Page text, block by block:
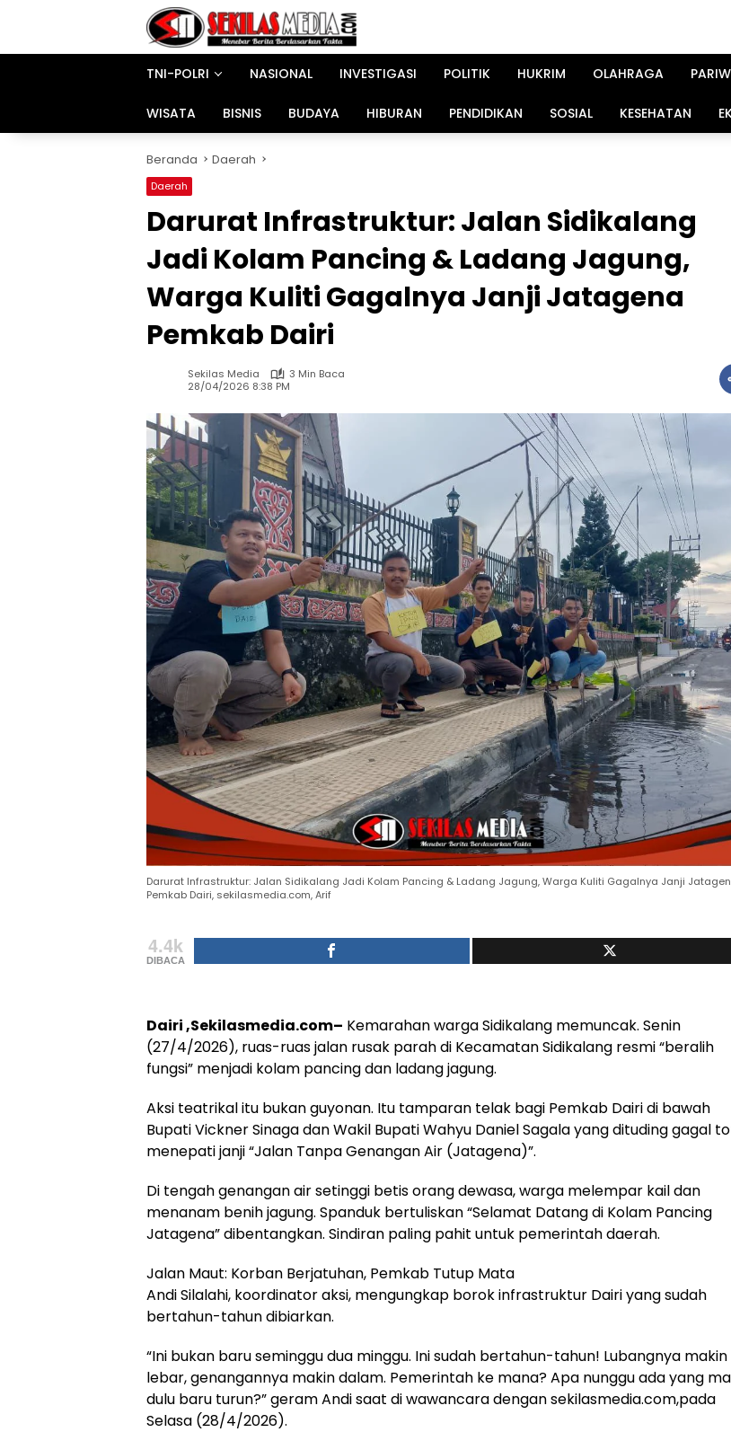
TNI-POLRI
NASIONAL INVESTIGASI POLITIK HUKRIM OLAHRAGA
WISATA BISNIS BUDAYA HIBURAN PENDIDIKAN SOSIAL KESEHATAN
Beranda Daerah
Daerah
Darurat Infrastruktur: Jalan Sidikalang
Jadi Kolam Pancing & Ladang Jagung,
Warga Kuliti Gagalnya Janji Jatagena
Pemkab Dairi
Sekilas Media
3 Min Baca
28/04/2026 8:38 PM
Darurat Infrastruktur: Jalan Sidikalang Jadi Kolam Pancing & Ladang Jagung, Warga Kuliti Gagalnya Janji
Pemkab Dairi, sekilasmedia.com, Arif
4.4k
DIBACA
Dairi ,Sekilasmedia.com– Kemarahan warga Sidikalang memuncak. Senin
(27/4/2026), ruas-ruas jalan rusak parah di Kecamatan Sidikalang resmi “beralih
fungsi” menjadi kolam pancing dan ladang jagung.
Aksi teatrikal itu bukan guyonan. Itu tamparan telak bagi Pemkab Dairi di bawah
Bupati Vickner Sinaga dan Wakil Bupati Wahyu Daniel Sagala yang dituding gagal
menepati janji “Jalan Tanpa Genangan Air (Jatagena)”.
Di tengah genangan air setinggi betis orang dewasa, warga melempar kail dan
menanam benih jagung. Spanduk bertuliskan “Selamat Datang di Kolam Pancing
Jatagena” dibentangkan. Sindiran paling pahit untuk pemerintah daerah.
Jalan Maut: Korban Berjatuhan, Pemkab Tutup Mata
Andi Silalahi, koordinator aksi, mengungkap borok infrastruktur Dairi yang sudah
bertahun-tahun dibiarkan.
“Ini bukan baru seminggu dua minggu. Ini sudah bertahun-tahun! Lubangnya makin
lebar, genangannya makin dalam. Pemerintah ke mana? Apa nunggu ada yang
dulu baru turun?” geram Andi saat di wawancara dengan sekilasmedia.com,pada
Selasa (28/4/2026).